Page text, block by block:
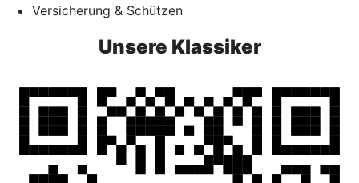
Versicherung & Schützen
Unsere Klassiker